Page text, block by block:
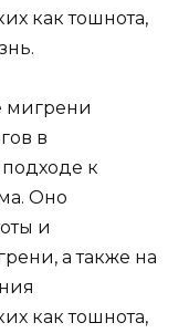
как тошнота,